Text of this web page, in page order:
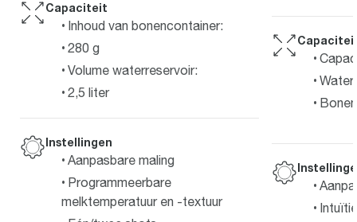
Capaciteit
Inhoud van bonencontainer:
280 g
Volume waterreservoir:
2,5 liter
Instellingen
Aanpasbare maling
Programmeerbare
melktemperatuur en -textuur